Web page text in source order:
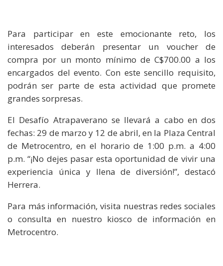
Para participar en este emocionante reto, los
interesados deberán presentar un voucher de
compra por un monto mínimo de C$700.00 a los
encargados del evento. Con este sencillo requisito,
podrán ser parte de esta actividad que promete
grandes sorpresas.
El Desafío Atrapaverano se llevará a cabo en dos
fechas: 29 de marzo y 12 de abril, en la Plaza Central
de Metrocentro, en el horario de 1:00 p.m. a 4:00
p.m. “¡No dejes pasar esta oportunidad de vivir una
experiencia única y llena de diversión!”, destacó
Herrera.
Para más información, visita nuestras redes sociales
o consulta en nuestro kiosco de información en
Metrocentro.